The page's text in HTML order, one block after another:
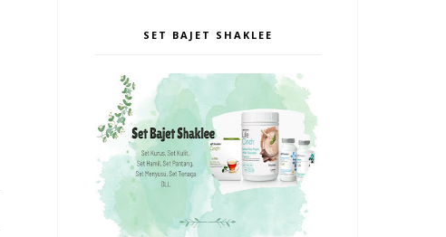
SET BAJET SHAKLEE